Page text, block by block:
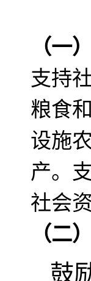
（一
支持
粮食
设施
产。
社会
（二
鼓